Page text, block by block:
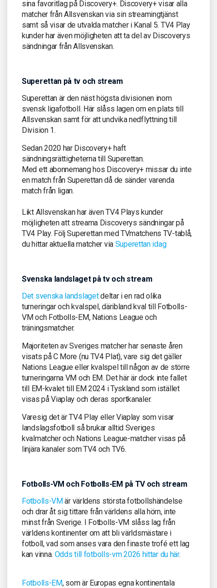
sina favoritlag på Discovery+. Discovery+ visar alla
matcher från Allsvenskan via sin streamingtjänst
samt så visar de utvalda matcher i Kanal 5. TV4 Play
kunder har även möjligheten att ta del av Discoverys
sändningar från Allsvenskan.
Superettan på tv och stream
Superettan är den näst högsta divisionen inom
svensk ligafotboll. Här slåss lagen om en plats till
Allsvenskan samt för att undvika nedflyttning till
Division 1.
Sedan 2020 har Discovery+ haft
sändningsrättigheterna till Superettan.
Med ett abonnemang hos Discovery+ missar du inte
en match från Superettan då de sänder varenda
match från ligan.
Likt Allsvenskan har även TV4 Plays kunder
möjligheten att streama Discoverys sändningar på
TV4 Play. Följ Superettan med TVmatchens TV-tablå,
du hittar aktuella matcher via Superettan idag
Svenska landslaget på tv och stream
Det svenska landslagetdeltar i en rad olika
turneringar och kvalspel, däribland kval till Fotbolls-
VM och Fotbolls-EM, Nations League och
träningsmatcher.
Majoriteten av Sveriges matcher har senaste åren
visats på C More (nu TV4 Plat), vare sig det gäller
Nations League eller kvalspel till någon av de större
turneringarna VM och EM. Det här är dock inte fallet
till EM-kvalet till EM 2024 i Tyskland som istället
visas på Viaplay och deras sportkanaler.
Varesig det är TV4 Play eller Viaplay som visar
landslagsfotboll så brukar alltid Sveriges
kvalmatcher och Nations League-matcher visas på
linjära kanaler som TV4 och TV6.
Fotbolls-VM och Fotbolls-EM på TV och stream
Fotbolls-VMär världens största fotbollshändelse
och drar åt sig tittare från världens alla hörn, inte
minst från Sverige. I Fotbolls-VM slåss lag från
världens kontinenter om att bli världsmästare i
fotboll, vad som anses vara den finaste trofé ett lag
kan vinna. Odds till fotbolls-vm 2026 hittar du här.
Fotbolls-EM, som är Europas egna kontinentala